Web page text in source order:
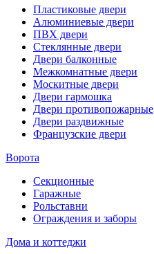
Пластиковые двери
Алюминиевые двери
ПВХ двери
Стеклянные двери
Двери балконные
Межкомнатные двери
Москитные двери
Двери гармошка
Двери противопожарные
Двери раздвижные
Французские двери
Ворота
Секционные
Гаражные
Рольставни
Ограждения и заборы
Дома и коттеджи